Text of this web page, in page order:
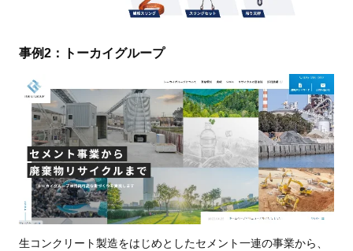
事例2：トーカイグループ
⽣コンクリート製造をはじめとしたセメント⼀連の事業から、